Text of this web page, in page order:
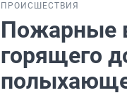
ПРОИСШЕСТВИЯ
Пожарные
горящего